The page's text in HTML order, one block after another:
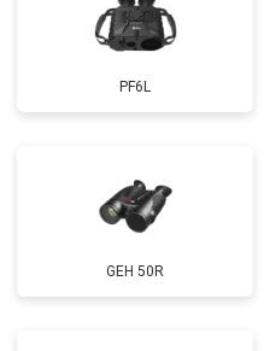
PF6L
GEH 50R